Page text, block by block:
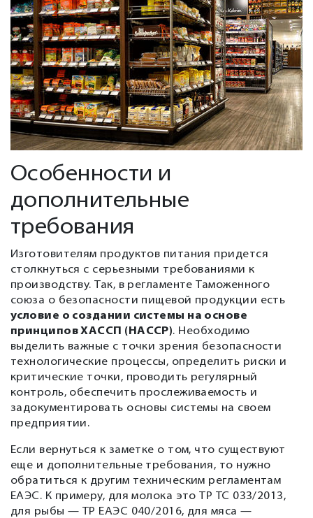
Особенности и
дополнительные
требования
Изготовителям продуктов питания придется
столкнуться с серьезными требованиями к
производству. Так, в регламенте Таможенного
союза о безопасности пищевой продукции есть
условие о создании системы на основе
принципов ХАССП (НАССР). Необходимо
выделить важные с точки зрения безопасности
технологические процессы, определить риски и
критические точки, проводить регулярный
контроль, обеспечить прослеживаемость и
задокументировать основы системы на своем
предприятии.
Если вернуться к заметке о том, что существуют
еще и дополнительные требования, то нужно
обратиться к другим техническим регламентам
ЕАЭС. К примеру, для молока это ТР ТС 033/2013,
для рыбы — ТР ЕАЭС 040/2016, для мяса —